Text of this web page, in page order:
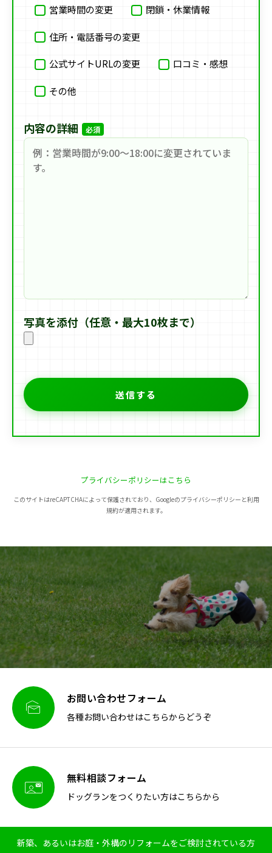
営業時間の変更 閉鎖・休業情報
住所・電話番号の変更
公式サイトURLの変更 口コミ・感想
その他
内容の詳細 必須
写真を添付（任意・最大10枚まで）
プライバシーポリシーはこちら
このサイトはreCAPTCHAによって保護されており、Googleのプライバシーポリシーと利用
規約が適用されます。
 お問い合わせフォーム
各種お問い合わせはこちらからどうぞ
 無料相談フォーム
ドッグランをつくりたい方はこちらから
新築、あるいはお庭・外構のリフォームをご検討されている方